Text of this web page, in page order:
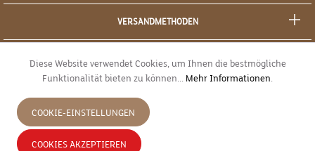
VERSANDMETHODEN
JETZT WIDERRUFEN
Diese Website verwendet Cookies, um Ihnen die bestmögliche
Funktionalität bieten zu können... Mehr Informationen.
COOKIE-EINSTELLUNGEN
COOKIES AKZEPTIEREN